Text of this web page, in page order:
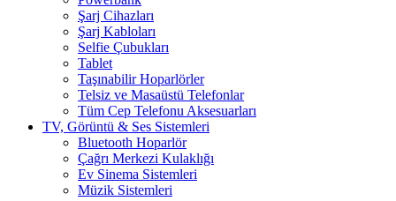
Şarj Cihazları
Şarj Kabloları
Selfie Çubukları
Tablet
Taşınabilir Hoparlörler
Telsiz ve Masaüstü Telefonlar
Tüm Cep Telefonu Aksesuarları
TV, Görüntü & Ses Sistemleri
Bluetooth Hoparlör
Çağrı Merkezi Kulaklığı
Ev Sinema Sistemleri
Müzik Sistemleri